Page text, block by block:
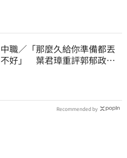
中職／「那麼久給你準備都丟
不好」 葉君璋重評郭郁政對
Recommended by